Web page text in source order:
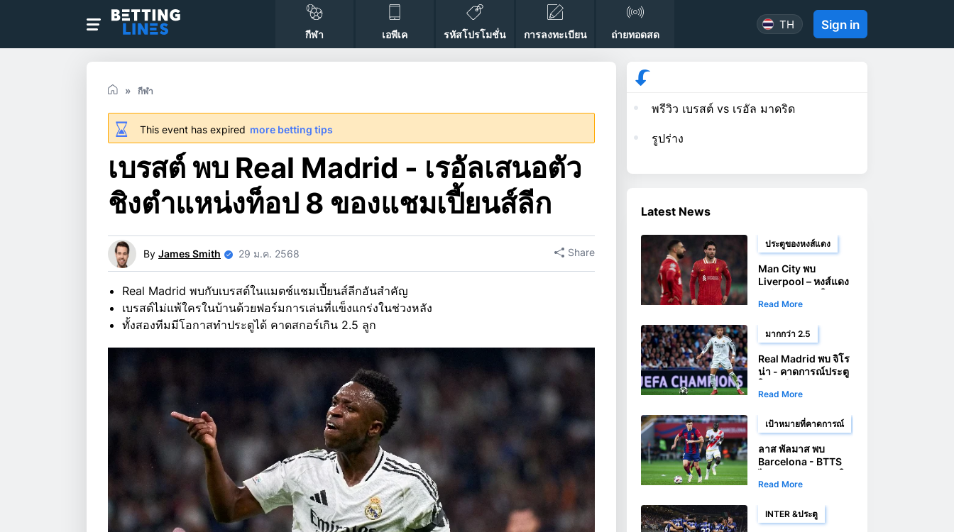
กีฬา เอพีเค รหัสโปรโมชั่น การลงทะเบียน ถ่ายทอดสด
TH Sign in
กีฬา
This event has expired more betting tips
เบรสต์ พบ Real Madrid - เรอัลเสนอตัว
ชิงตำแหน่งท็อป 8 ของแชมเปี้ยนส์ลีก
By James Smith 29 ม.ค. 2568 Share
Real Madrid พบกับเบรสต์ในแมตช์แชมเปี้ยนส์ลีกอันสำคัญ
เบรสต์ไม่แพ้ใครในบ้านด้วยฟอร์มการเล่นที่แข็งแกร่งในช่วงหลัง
ทั้งสองทีมมีโอกาสทำประตูได้ คาดสกอร์เกิน 2.5 ลูก
พรีวิว เบรสต์ vs เรอัล มาดริด
รูปร่าง
Latest News
ประตูของหงส์แดง
Man City พบ
Liverpool – หงส์แดง
สำคัญ Premier
Read More
มากกว่า 2.5
Real Madrid พบ จิโร
น่า - คาดการณ์ประตู
Read More
เป้าหมายที่คาดการณ์
ลาส พัลมาส พบ
Barcelona - BTTS
เกมลาลีกา
Read More
INTER &ประตู